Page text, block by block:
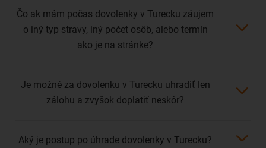
Čo ak mám počas dovolenky v Turecku záujem
o iný typ stravy, iný počet osôb, alebo termín
ako je na stránke?
Je možné za dovolenku v Turecku uhradiť len
zálohu a zvyšok doplatiť neskôr?
Aký je postup po úhrade dovolenky v Turecku?